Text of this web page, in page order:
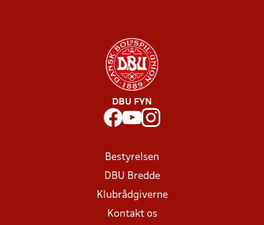
DBU FYN
Bestyrelsen
DBU Bredde
Klubrådgiverne
Kontakt os